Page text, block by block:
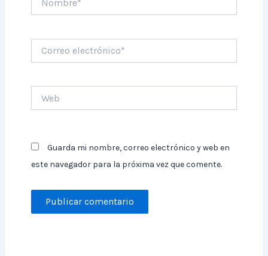
electrónico*
Guarda mi nombre, correo electrónico y web en
este navegador para la próxima vez que comente.